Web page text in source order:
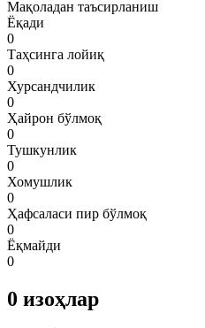
Мақоладан таъсирланиш
Ёқади
0
Таҳсинга лойиқ
0
Хурсандчилик
0
Ҳайрон бўлмоқ
0
Тушкунлик
0
Хомушлик
0
Ҳафсаласи пир бўлмоқ
0
Ёқмайди
0
0 изоҳлар